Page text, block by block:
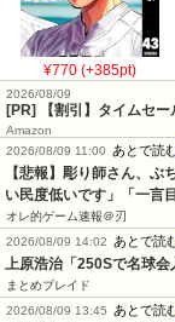
¥770 (+385pt)
2026/08/09
[PR] 【割引】タイムセー
Amazon
2026/08/09 11:00
あとで読
【悲報】彫り師さん、
い民度低いです」「一言
オレ的ゲーム速報＠刃
2026/08/09 14:02
あとで読
上原浩治「250Sで名球会
まとめブレイド
2026/08/09 13:45
あとで読